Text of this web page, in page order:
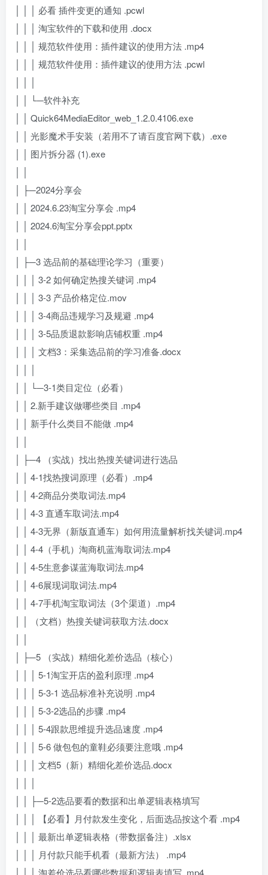
│ │ │ 必看 插件变更的通知 .pcwl
│ │ │ 淘宝软件的下载和使用 .docx
│ │ │ 规范软件使用：插件建议的使用方法 .mp4
│ │ │ 规范软件使用：插件建议的使用方法 .pcwl
│ │ └─软件补充
│ │ Quick64MediaEditor_web_1.2.0.4106.exe
│ │ 光影魔术手安装（若用不了请百度官网下载）.exe
│ │ 图片拆分器 (1).exe
│ ├─2024分享会
│ │ 2024.6.23淘宝分享会 .mp4
│ │ 2024.6淘宝分享会ppt.pptx
│ ├─3 选品前的基础理论学习（重要）
│ │ │ 3-2 如何确定热搜关键词 .mp4
│ │ │ 3-3 产品价格定位.mov
│ │ │ 3-4商品违规学习及规避 .mp4
│ │ │ 3-5品质退款影响店铺权重 .mp4
│ │ │ 文档3：采集选品前的学习准备.docx
│ │ └─3-1类目定位（必看）
│ │ 2.新手建议做哪些类目 .mp4
│ │ 新手什么类目不能做 .mp4
│ ├─4 （实战）找出热搜关键词进行选品
│ │ 4-1找热搜词原理（必看）.mp4
│ │ 4-2商品分类取词法.mp4
│ │ 4-3 直通车取词法.mp4
│ │ 4-3无界（新版直通车）如何用流量解析找关键词.mp4
│ │ 4-4（手机）淘商机蓝海取词法.mp4
│ │ 4-5生意参谋蓝海取词法.mp4
│ │ 4-6展现词取词法.mp4
│ │ 4-7手机淘宝取词法（3个渠道）.mp4
│ │ （文档）热搜关键词获取方法.docx
│ ├─5 （实战）精细化差价选品（核心）
│ │ │ 5-1淘宝开店的盈利原理 .mp4
│ │ │ 5-3-1 选品标准补充说明 .mp4
│ │ │ 5-3-2选品的步骤 .mp4
│ │ │ 5-4跟款思维提升选品速度 .mp4
│ │ │ 5-6 做包包的童鞋必须要注意哦 .mp4
│ │ │ 文档5（新）精细化差价选品.docx
│ │ ├─5-2选品要看的数据和出单逻辑表格填写
│ │ │ 【必看】月付款发生变化，后面选品按这个看 .mp4
│ │ │ 最新出单逻辑表格（带数据备注）.xlsx
│ │ │ 月付款只能手机看（最新方法） .mp4
│ │ │ 淘差价选品看哪些数据和逻辑表填写 .mp4